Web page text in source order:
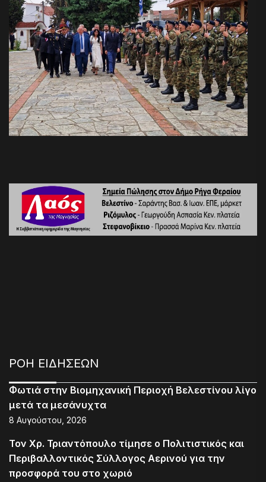
ΡΟΗ ΕΙΔΗΣΕΩΝ
Φωτιά στην Βιομηχανική Περιοχή Βελεστίνου λίγο
μετά τα μεσάνυχτα
8 Αυγούστου, 2026
Τον Χρ. Τριαντόπουλο τίμησε ο Πολιτιστικός και
Περιβαλλοντικός Σύλλογος Αερινού για την
προσφορά του στο χωριό